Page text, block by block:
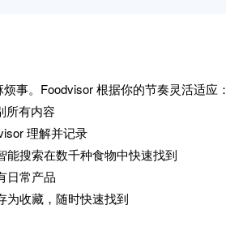
事。Foodvisor 根据你的节奏灵活适应：
所有内容
理解并记录
能搜索在数千种食物中快速找到
日常产品
为收藏，随时快速找到